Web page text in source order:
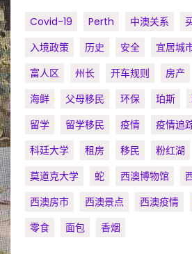
Covid-19 Perth 中澳关系
入境政策
历史 安全 宜居城
富人区
州长 开车规则 房产
海鲜
父母移民 环保 珀斯
留学
留学移民 疫情 疫情追
科廷大学
租房 移民 粉红湖
莫道克大学
蛇 西澳博物馆
西澳房市
西澳景点 西澳疫情
零食
面包 香烟